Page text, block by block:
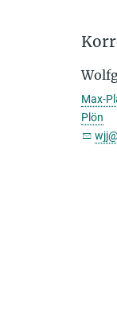
Max-
Plön